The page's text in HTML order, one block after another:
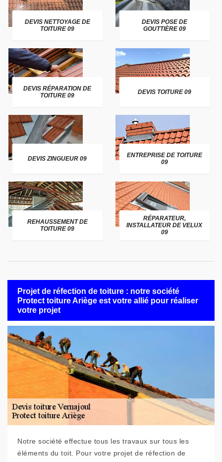
DEVIS NETTOYAGE DE
TOITURE 09
DEVIS POSE DE
GOUTTIÈRE 09
DEVIS RÉPARATION DE
TOITURE 09
DEVIS TOITURE 09
DEVIS ZINGUEUR 09
ENTREPRISE DE TOITURE
09
REHAUSSEMENT DE
TOITURE 09
RÉPARATEUR,
INSTALLATEUR DE VELUX
09
Projet de réfection de toiture : notre société
Protect toiture Ariège est votre allié pour réaliser
votre projet
Notre société effectue tous les travaux sur tous les
éléments du toit. Pour votre projet de réfection de